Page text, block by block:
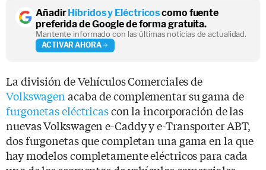
AñadirHíbridos y Eléctricoscomo fuente
preferida de Google de forma gratuita.
Mantente informado con las últimas noticias de actualidad.
ACTIVAR AHORA
La división de Vehículos Comerciales de
Volkswagenacaba de complementar su gama de
furgonetas eléctricascon la incorporación de las
nuevas Volkswagen e-Caddy y e-Transporter ABT,
dos furgonetas que completan una gama en la que
hay modelos completamente eléctricos para cada